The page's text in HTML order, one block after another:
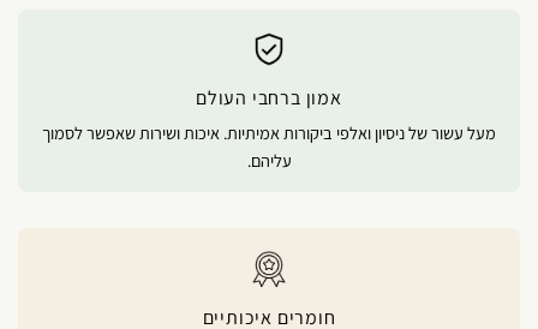
אמון ברחבי העולם
מעל עשור של ניסיון ואלפי ביקורות אמיתיות. איכות ושירות שאפשר לסמוך
עליהם.
חומרים איכותיים